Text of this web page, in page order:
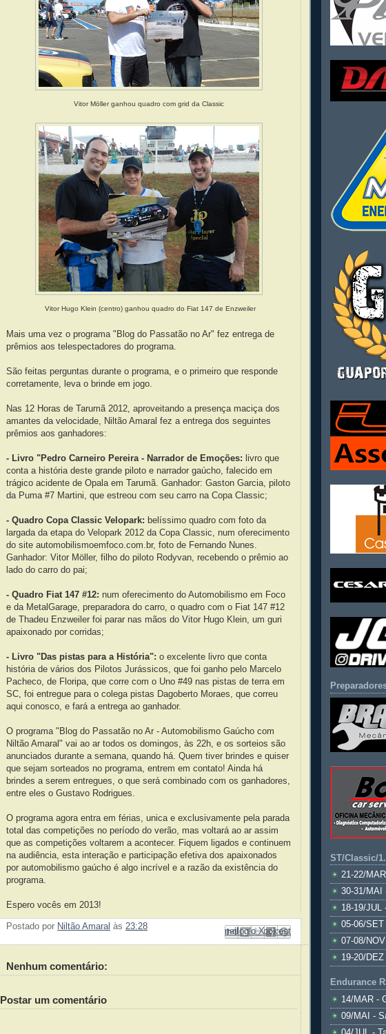
Vitor Möller ganhou quadro com grid da Classic
Vitor Hugo Klein (centro) ganhou quadro do Fiat 147 de Enzweiler
Mais uma vez o programa "Blog do Passatão no Ar" fez entrega de
prêmios aos telespectadores do programa.
São feitas perguntas durante o programa, e o primeiro que responde
corretamente, leva o brinde em jogo.
Nas 12 Horas de Tarumã 2012, aproveitando a presença maciça dos
amantes da velocidade, Niltão Amaral fez a entrega dos seguintes
prêmios aos ganhadores:
- Livro "Pedro Carneiro Pereira - Narrador de Emoções: livro que
conta a história deste grande piloto e narrador gaúcho, falecido em
trágico acidente de Opala em Tarumã. Ganhador: Gaston Garcia, piloto
da Puma #7 Martini, que estreou com seu carro na Copa Classic;
- Quadro Copa Classic Velopark: belíssimo quadro com foto da
largada da etapa do Velopark 2012 da Copa Classic, num oferecimento
do site automobilismoemfoco.com.br, foto de Fernando Nunes.
Ganhador: Vitor Möller, filho do piloto Rodyvan, recebendo o prêmio ao
lado do carro do pai;
- Quadro Fiat 147 #12: num oferecimento do Automobilismo em Foco
e da MetalGarage, preparadora do carro, o quadro com o Fiat 147 #12
de Thadeu Enzweiler foi parar nas mãos do Vitor Hugo Klein, um guri
apaixonado por corridas;
- Livro "Das pistas para a História": o excelente livro que conta
história de vários dos Pilotos Jurássicos, que foi ganho pelo Marcelo
Pacheco, de Floripa, que corre com o Uno #49 nas pistas de terra em
SC, foi entregue para o colega pistas Dagoberto Moraes, que correu
aqui conosco, e fará a entrega ao ganhador.
O programa "Blog do Passatão no Ar - Automobilismo Gaúcho com
Niltão Amaral" vai ao ar todos os domingos, às 22h, e os sorteios são
anunciados durante a semana, quando há. Quem tiver brindes e quiser
que sejam sorteados no programa, entrem em contato! Ainda há
brindes a serem entregues, o que será combinado com os ganhadores,
entre eles o Gustavo Rodrigues.
O programa agora entra em férias, unica e exclusivamente pela parada
total das competições no período do verão, mas voltará ao ar assim
que as competições voltarem a acontecer. Fiquem ligados e continuem
na audiência, esta interação e participação efetiva dos apaixonados
por automobilismo gaúcho é algo incrível e a razão da existência do
programa.
Espero vocês em 2013!
Postado por Niltão Amaral às 23:28 Enviar por e-mail
Postar no blog!
Compartilhar no X
Compartilhar no Facebook
Compartilhar com o Pinterest
Nenhum comentário:
Postar um comentário
ST/Classic/
21-22/
30-31/MAI
18-19/JUL
05-06/
07-08/
19-20/
Endurance
14/MAR -
09/MAI -